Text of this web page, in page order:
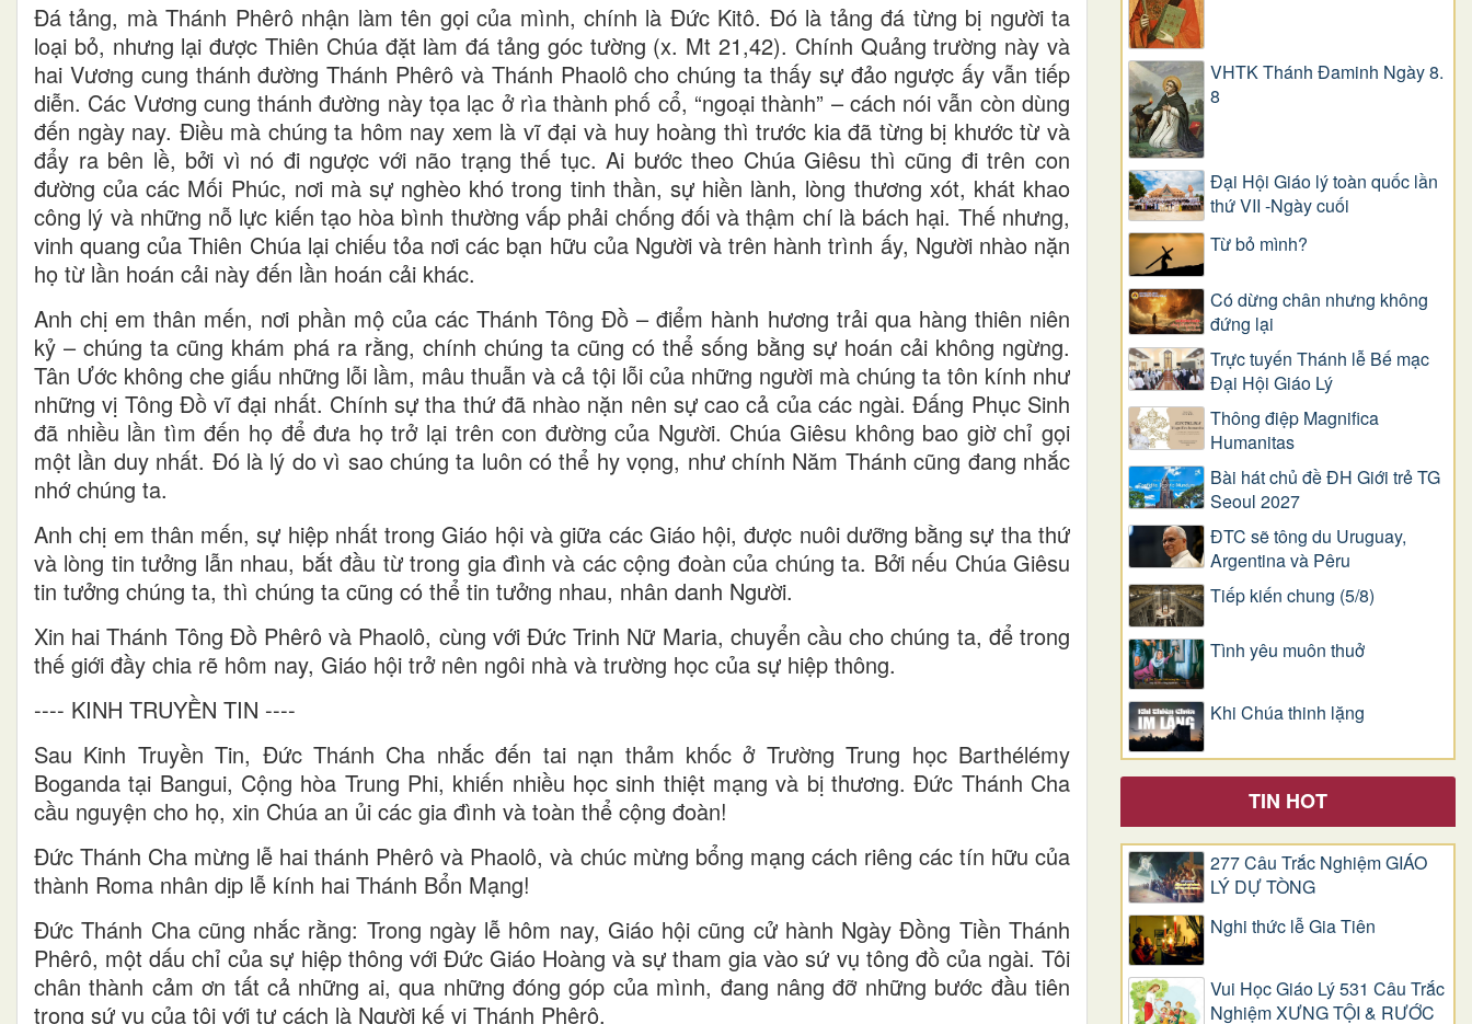
Đá tảng, mà Thánh Phêrô nhận làm tên gọi của mình, chính là Đức Kitô. Đó là tảng đá từng bị người ta
loại bỏ, nhưng lại được Thiên Chúa đặt làm đá tảng góc tường (x. Mt 21,42). Chính Quảng trường này và
hai Vương cung thánh đường Thánh Phêrô và Thánh Phaolô cho chúng ta thấy sự đảo ngược ấy vẫn tiếp
diễn. Các Vương cung thánh đường này tọa lạc ở rìa thành phố cổ, “ngoại thành” – cách nói vẫn còn dùng
đến ngày nay. Điều mà chúng ta hôm nay xem là vĩ đại và huy hoàng thì trước kia đã từng bị khước từ và
đẩy ra bên lề, bởi vì nó đi ngược với não trạng thế tục. Ai bước theo Chúa Giêsu thì cũng đi trên con
đường của các Mối Phúc, nơi mà sự nghèo khó trong tinh thần, sự hiền lành, lòng thương xót, khát khao
công lý và những nỗ lực kiến tạo hòa bình thường vấp phải chống đối và thậm chí là bách hại. Thế nhưng,
vinh quang của Thiên Chúa lại chiếu tỏa nơi các bạn hữu của Người và trên hành trình ấy, Người nhào nặn
họ từ lần hoán cải này đến lần hoán cải khác.
Anh chị em thân mến, nơi phần mộ của các Thánh Tông Đồ – điểm hành hương trải qua hàng thiên niên
kỷ – chúng ta cũng khám phá ra rằng, chính chúng ta cũng có thể sống bằng sự hoán cải không ngừng.
Tân Ước không che giấu những lỗi lầm, mâu thuẫn và cả tội lỗi của những người mà chúng ta tôn kính như
những vị Tông Đồ vĩ đại nhất. Chính sự tha thứ đã nhào nặn nên sự cao cả của các ngài. Đấng Phục Sinh
đã nhiều lần tìm đến họ để đưa họ trở lại trên con đường của Người. Chúa Giêsu không bao giờ chỉ gọi
một lần duy nhất. Đó là lý do vì sao chúng ta luôn có thể hy vọng, như chính Năm Thánh cũng đang nhắc
nhớ chúng ta.
Anh chị em thân mến, sự hiệp nhất trong Giáo hội và giữa các Giáo hội, được nuôi dưỡng bằng sự tha thứ
và lòng tin tưởng lẫn nhau, bắt đầu từ trong gia đình và các cộng đoàn của chúng ta. Bởi nếu Chúa Giêsu
tin tưởng chúng ta, thì chúng ta cũng có thể tin tưởng nhau, nhân danh Người.
Xin hai Thánh Tông Đồ Phêrô và Phaolô, cùng với Đức Trinh Nữ Maria, chuyển cầu cho chúng ta, để trong
thế giới đầy chia rẽ hôm nay, Giáo hội trở nên ngôi nhà và trường học của sự hiệp thông.
---- KINH TRUYỀN TIN ----
Sau Kinh Truyền Tin, Đức Thánh Cha nhắc đến tai nạn thảm khốc ở Trường Trung học Barthélémy
Boganda tại Bangui, Cộng hòa Trung Phi, khiến nhiều học sinh thiệt mạng và bị thương. Đức Thánh Cha
cầu nguyện cho họ, xin Chúa an ủi các gia đình và toàn thể cộng đoàn!
Đức Thánh Cha mừng lễ hai thánh Phêrô và Phaolô, và chúc mừng bổng mạng cách riêng các tín hữu của
thành Roma nhân dịp lễ kính hai Thánh Bổn Mạng!
Đức Thánh Cha cũng nhắc rằng: Trong ngày lễ hôm nay, Giáo hội cũng cử hành Ngày Đồng Tiền Thánh
Phêrô, một dấu chỉ của sự hiệp thông với Đức Giáo Hoàng và sự tham gia vào sứ vụ tông đồ của ngài. Tôi
chân thành cảm ơn tất cả những ai, qua những đóng góp của mình, đang nâng đỡ những bước đầu tiên
trong sứ vụ của tôi với tư cách là Người kế vị Thánh Phêrô.
VHTK Thánh Đaminh Ngày 8.
8
Đại Hội Giáo lý toàn quốc lần
thứ VII -Ngày cuối
Từ bỏ mình?
Có dừng chân nhưng không
đứng lại
Trực tuyến Thánh lễ Bế mạc
Đại Hội Giáo Lý
Thông điệp Magnifica
Humanitas
Bài hát chủ đề ĐH Giới trẻ TG
Seoul 2027
ĐTC sẽ tông du Uruguay,
Argentina và Pêru
Tiếp kiến chung (5/8)
Tình yêu muôn thuở
Khi Chúa thinh lặng
TIN HOT
277 Câu Trắc Nghiệm GIÁO
LÝ DỰ TÒNG
Nghi thức lễ Gia Tiên
Vui Học Giáo Lý 531 Câu Trắc
Nghiệm XƯNG TỘI & RƯỚC